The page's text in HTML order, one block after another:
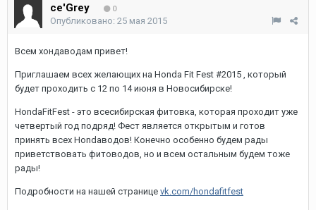
ce'Grey 0
Опубликовано: 25 мая 2015
Всем хондаводам привет!
Приглашаем всех желающих на Honda Fit Fest #2015 , который
будет проходить с 12 по 14 июня в Новосибирске!
HondaFitFest - это всесибирская фитовка, которая проходит уже
четвертый год подряд! Фест является открытым и готов
принять всех Hondaводов! Конечно особенно будем рады
приветствовать фитоводов, но и всем остальным будем тоже
рады!
Подробности на нашей странице vk.com/hondafitfest